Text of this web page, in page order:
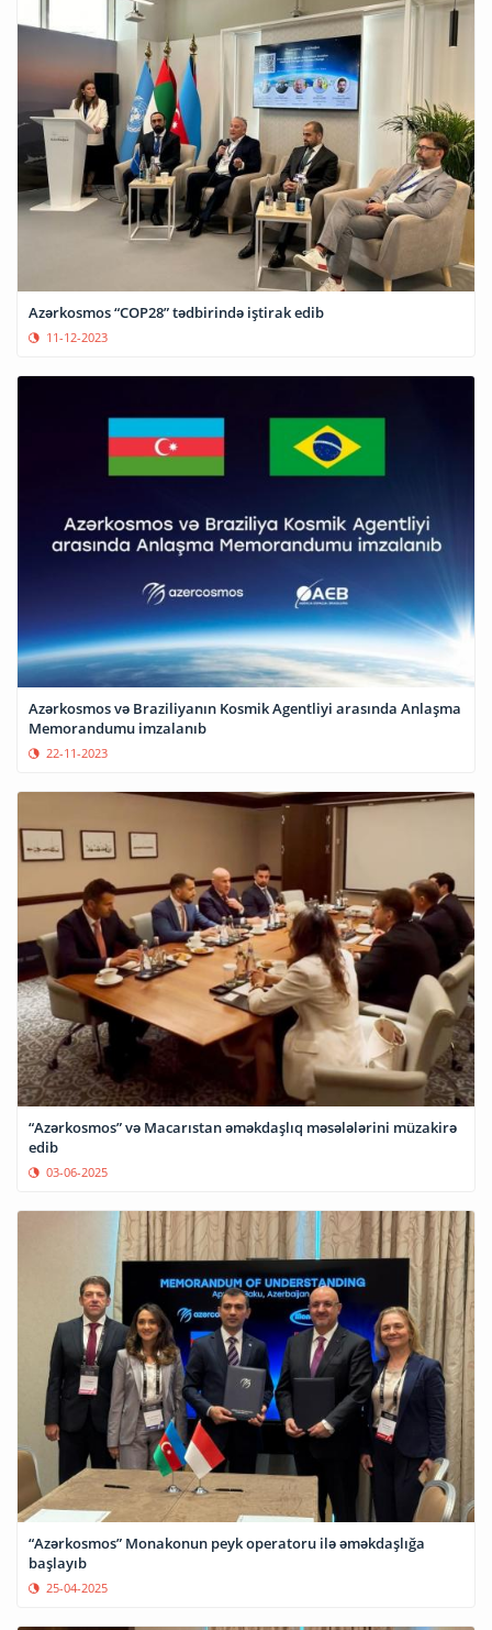
Azərkosmos “СOP28” tədbirində iştirak edib
11-12-2023
Azərkosmos və Braziliyanın Kosmik Agentliyi arasında Anlaşma
Memorandumu imzalanıb
22-11-2023
“Azərkosmos” və Macarıstan əməkdaşlıq məsələlərini müzakirə
edib
03-06-2025
“Azərkosmos” Monakonun peyk operatoru ilə əməkdaşlığa
başlayıb
25-04-2025